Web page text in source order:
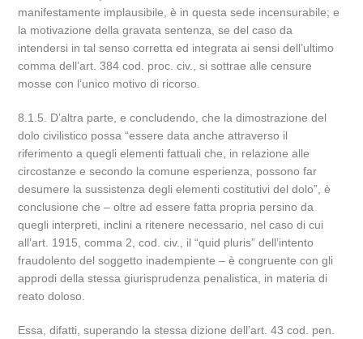
manifestamente implausibile, è in questa sede incensurabile; e
la motivazione della gravata sentenza, se del caso da
intendersi in tal senso corretta ed integrata ai sensi dell’ultimo
comma dell’art. 384 cod. proc. civ., si sottrae alle censure
mosse con l’unico motivo di ricorso.
8.1.5. D’altra parte, e concludendo, che la dimostrazione del
dolo civilistico possa “essere data anche attraverso il
riferimento a quegli elementi fattuali che, in relazione alle
circostanze e secondo la comune esperienza, possono far
desumere la sussistenza degli elementi costitutivi del dolo”, è
conclusione che – oltre ad essere fatta propria persino da
quegli interpreti, inclini a ritenere necessario, nel caso di cui
all’art. 1915, comma 2, cod. civ., il “quid pluris” dell’intento
fraudolento del soggetto inadempiente – è congruente con gli
approdi della stessa giurisprudenza penalistica, in materia di
reato doloso.
Essa, difatti, superando la stessa dizione dell’art. 43 cod. pen.